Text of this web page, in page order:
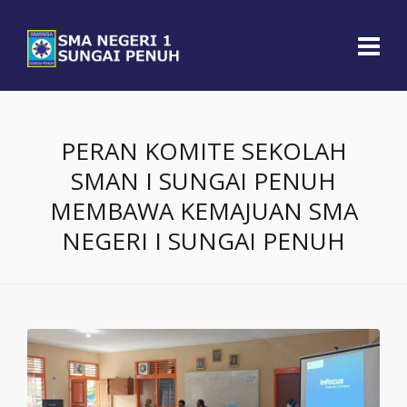
PERAN KOMITE SEKOLAH
SMAN I SUNGAI PENUH
MEMBAWA KEMAJUAN SMA
NEGERI I SUNGAI PENUH